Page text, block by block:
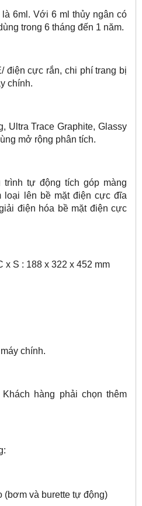
6ml. Với 6 ml thủy ngân có
trong 6 tháng đến 1 năm.
điện cực rắn, chi phí trang bị
chính.
Ultra Trace Graphite, Glassy
mở rộng phân tích.
tự động tích góp màng
loại lên bề mặt điện cực đĩa
điện hóa bề mặt điện cực
x S : 188 x 322 x 452 mm
chính.
hàng phải chọn thêm
và burette tự động)